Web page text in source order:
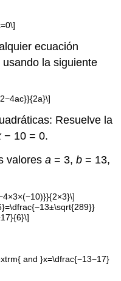
ecuación
la siguiente
Resuelve la
− 10 = 0.
valoresa = 3,b = 13,
and }x=\dfrac{−13−17}